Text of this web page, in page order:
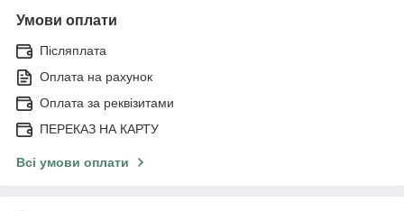
Умови оплати
Післяплата
Оплата на рахунок
Оплата за реквізитами
ПЕРЕКАЗ НА КАРТУ
Всі умови оплати